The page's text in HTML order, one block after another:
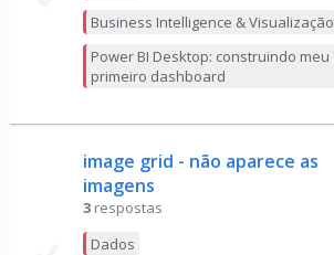
Business Intelligence & Visualização
Power BI Desktop: construindo meu
primeiro dashboard
image grid - não aparece as
imagens
3 respostas
Dados